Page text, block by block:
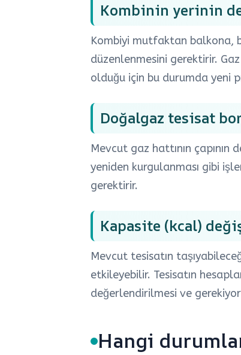
Kombinin yerinin
Kombiyi mutfaktan balkona,
düzenlenmesini gerektirir. Gaz
olduğu için bu durumda yeni
Doğalgaz tesisat
Mevcut gaz hattının
yeniden kurgulanması gibi
gerektirir.
Kapasite (kcal)
Mevcut tesisatın
etkileyebilir. Tesisatın
değerlendirilmesi ve
Hangi